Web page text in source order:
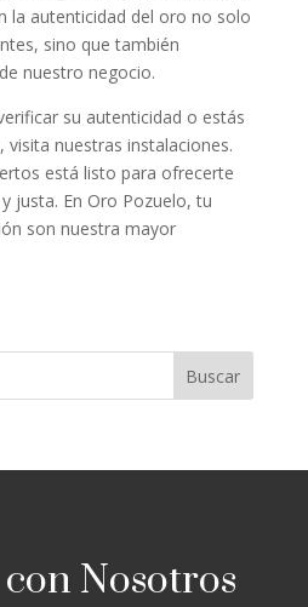
la autenticidad del oro no solo
sino que también
nuestro negocio.
su autenticidad o estás
nuestras instalaciones.
está listo para ofrecerte
justa. En Oro Pozuelo, tu
son nuestra mayor
Buscar
Nosotros